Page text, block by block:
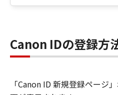
Canon IDの登録方
「Canon ID 新規登録ページ